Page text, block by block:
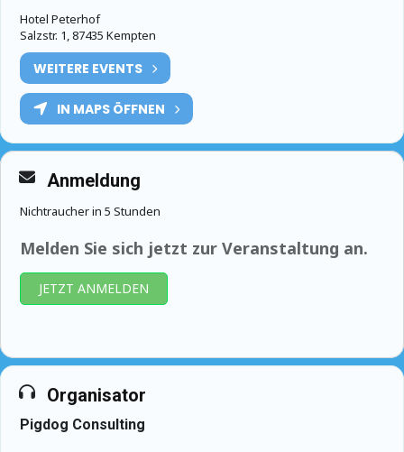
Hotel Peterhof
Salzstr. 1, 87435 Kempten
WEITERE EVENTS
IN MAPS ÖFFNEN
Anmeldung
Nichtraucher in 5 Stunden
Melden Sie sich jetzt zur Veranstaltung an.
JETZT ANMELDEN
Organisator
Pigdog Consulting